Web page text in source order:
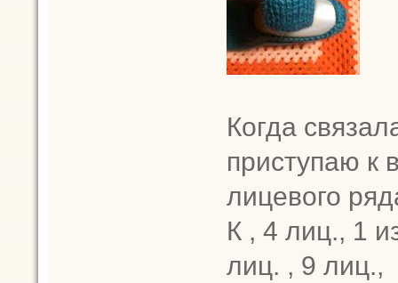
Когда
приступаю к
лицевого
К , 4 лиц., 1
лиц. , 9 лиц.,